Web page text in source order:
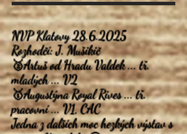
NVP Klatovy28.6.2025
Rozhodčí: J. Mušikič
🥈Artuš od Hradu Valdek ... tř.
mladých ... V2
🥇Augustýna Royal Rives ... tř.
pracovní ... V1, CAC
Jedna z dalších moc hezkých výstav s